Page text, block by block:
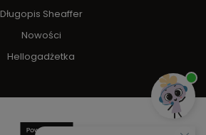
Długopis Sheaffer
Nowości
Hellogadżetka